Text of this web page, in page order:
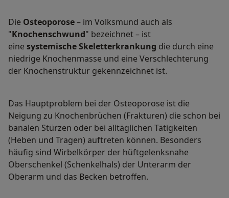
Die Osteoporose– im Volksmund auch als
"Knochenschwund" bezeichnet – ist
eine systemische Skeletterkrankung die durch eine
niedrige Knochenmasse und eine Verschlechterung
der Knochenstruktur gekennzeichnet ist.
Das Hauptproblem bei der Osteoporose ist die
Neigung zu Knochenbrüchen (Frakturen) die schon bei
banalen Stürzen oder bei alltäglichen Tätigkeiten
(Heben und Tragen) auftreten können. Besonders
häufig sind Wirbelkörper der hüftgelenksnahe
Oberschenkel (Schenkelhals) der Unterarm der
Oberarm und das Becken betroffen.